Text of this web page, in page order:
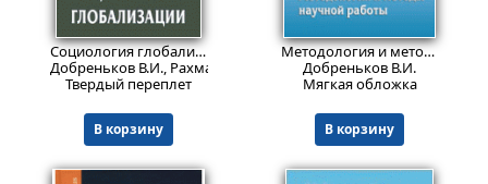
Пред.заказ!
Социология глобализации
Добреньков В.И., Рахманов А.Б.
Твердый переплет
В корзину
Методология и методы научной работы. Учебное пособие.2013
Добреньков В.И.
Мягкая обложка
В корзину